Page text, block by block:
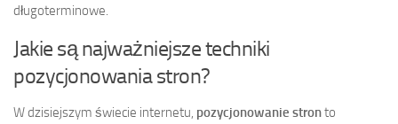
długoterminowe.
Jakie są najważniejsze techniki
pozycjonowania stron?
W dzisiejszym świecie internetu, pozycjonowanie stronto